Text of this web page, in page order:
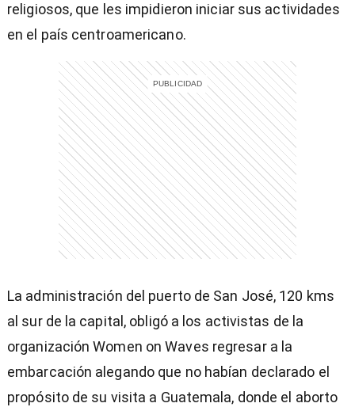
religiosos, que les impidieron iniciar sus actividades
en el país centroamericano.
La administración del puerto de San José, 120 kms
al sur de la capital, obligó a los activistas de la
organización Women on Waves regresar a la
embarcación alegando que no habían declarado el
propósito de su visita a Guatemala, donde el aborto